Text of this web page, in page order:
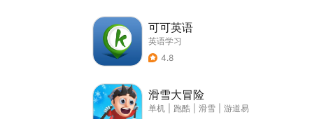
可可英语
英语学习
4.8
滑雪大冒险
单机 跑酷 滑雪
游道易